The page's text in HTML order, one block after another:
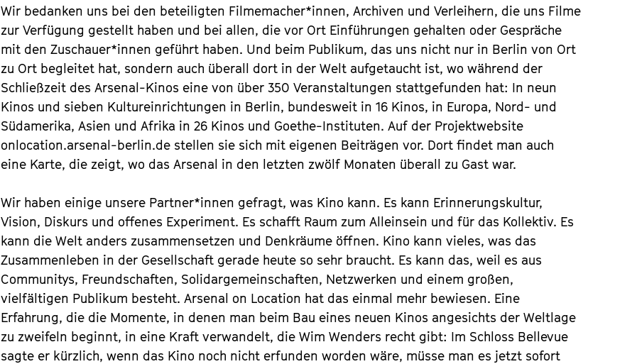
Wir bedanken uns bei den beteiligten Filmema­cher*innen, Archiven und Verleihern, die uns Filme
zur Verfügung gestellt haben und bei allen, die vor Ort Einführungen gehalten oder Gespräche
mit den Zuschauer*innen geführt haben. Und beim Publikum, das uns nicht nur in Berlin von Ort
zu Ort begleitet hat, sondern auch überall dort in der Welt aufgetaucht ist, wo während der
Schließzeit des Arsenal-Kinos eine von über 350 Veranstaltungen stattgefunden hat: In neun
Kinos und sieben Kultureinrichtungen in Berlin, bundesweit in 16 Kinos, in Europa, Nord- und
Südamerika, Asien und Afrika in 26 Kinos und Goethe-Instituten. Auf der Projektwebsite
onlocation.arsenal-berlin.de stellen sie sich mit eigenen Beiträgen vor. Dort findet man auch
eine Karte, die zeigt, wo das Arsenal in den letzten zwölf Monaten überall zu Gast war.
Wir haben einige unsere Partner*innen gefragt, was Kino kann. Es kann Erinnerungskultur,
Vision, Diskurs und offenes Experiment. Es schafft Raum zum Alleinsein und für das Kollektiv. Es
kann die Welt anders zusammensetzen und ­Denkräume öffnen. Kino kann vieles, was das
Zusammenleben in der Gesellschaft gerade heute so sehr braucht. Es kann das, weil es aus
Communitys, Freundschaften, Solidargemeinschaften, Netzwerken und einem großen,
vielfältigen Publikum besteht. Arsenal on Location hat das einmal mehr bewiesen. Eine
Erfahrung, die die Momente, in denen man beim Bau eines neuen Kinos angesichts der Weltlage
zu zweifeln beginnt, in eine Kraft verwandelt, die Wim Wenders recht gibt: Im Schloss Bellevue
sagte er kürzlich, wenn das Kino noch nicht erfunden worden wäre, müsse man es jetzt sofort